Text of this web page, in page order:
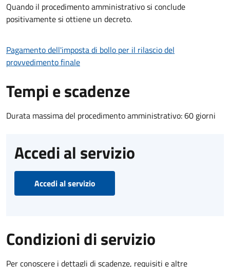
Quando il procedimento amministrativo si conclude
positivamente si ottiene un decreto.
Pagamento dell'imposta di bollo per il rilascio del
provvedimento finale
Tempi e scadenze
Durata massima del procedimento amministrativo: 60 giorni
Accedi al servizio
Accedi al servizio
Condizioni di servizio
Per conoscere i dettagli di scadenze, requisiti e altre